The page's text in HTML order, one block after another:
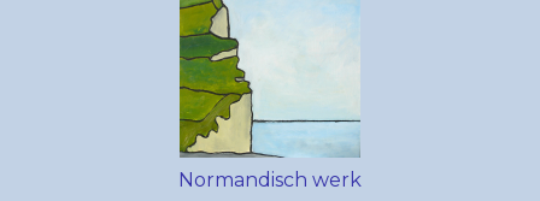
Normandisch werk